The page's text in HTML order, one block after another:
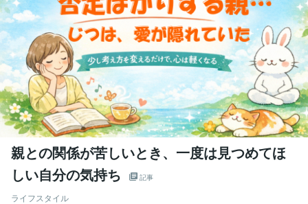
親との関係が苦しいとき、一度は見つめてほ
しい自分の気持ち
記事
ライフスタイル